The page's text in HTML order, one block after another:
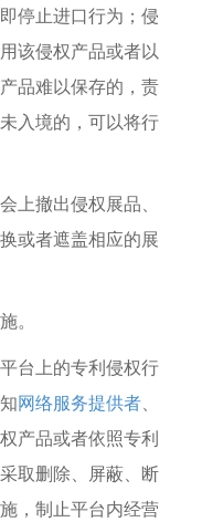
停止进口行为；侵
该侵权产品或者以
品难以保存的，责
入境的，可以将行
上撤出侵权展品、
或者遮盖相应的展
。
台上的专利侵权行
网络服务提供者
产品或者依照专利
取删除、屏蔽、断
，制止平台内经营